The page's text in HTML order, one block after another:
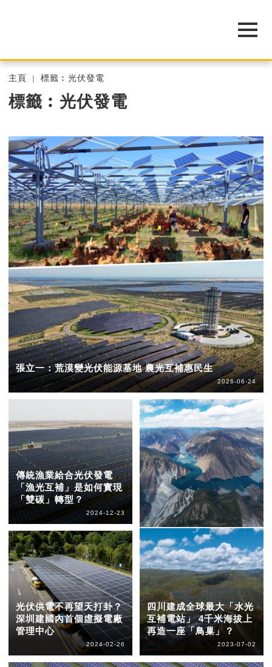
主頁 標籤︰光伏發電
標籤︰光伏發電
張立一：荒漠變光伏能源基地 農光互補惠民生
2026-06-24
傳統漁業給合光伏發電
「漁光互補」是如何實現
「雙碳」轉型？
2024-12-23
光伏供電不再望天打卦？
深圳建國內首個虛擬電廠
管理中心
2024-02-26
四川建成全球最大「水光
互補電站」 4千米海拔上
再造一座「鳥巢」？
2023-07-02